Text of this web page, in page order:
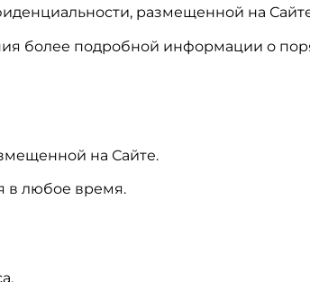
размещенной на
более подробной информации о
на Сайте.
в любое время.